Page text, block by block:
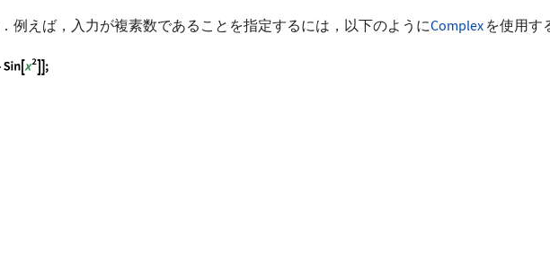
例えば，入力が複素数であることを指定するには，以下のようにComplex を使用す